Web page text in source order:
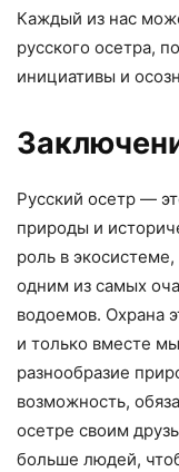
Каждый из нас
русского осетра,
инициативы и
Русский осетр —
природы и
роль в
одним из самых
водоемов. Охрана
и только вместе
разнообразие
возможность,
осетре своим
больше людей,